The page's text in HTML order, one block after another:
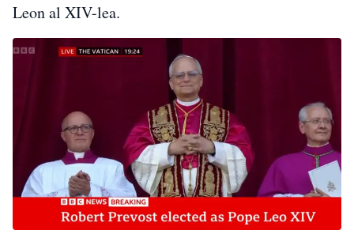
Leon al XIV-lea.